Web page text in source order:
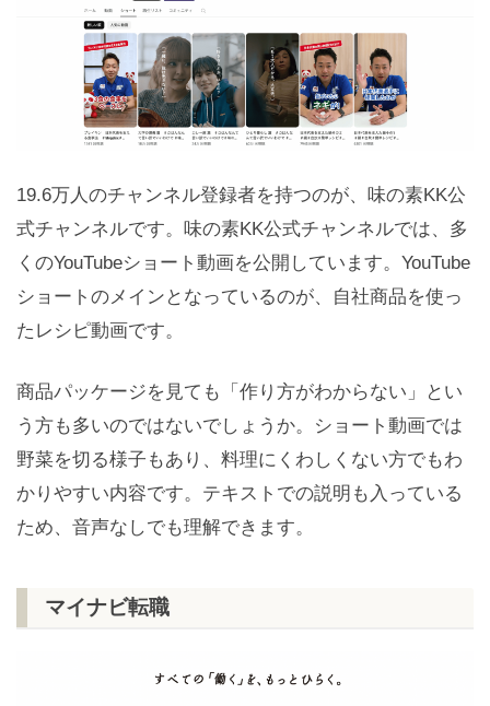
19.6万人のチャンネル登録者を持つのが、味の素KK公
式チャンネルです。味の素KK公式チャンネルでは、多
くのYouTubeショート動画を公開しています。YouTube
ショートのメインとなっているのが、自社商品を使っ
たレシピ動画です。
商品パッケージを見ても「作り方がわからない」とい
う方も多いのではないでしょうか。ショート動画では
野菜を切る様子もあり、料理にくわしくない方でもわ
かりやすい内容です。テキストでの説明も入っている
ため、音声なしでも理解できます。
マイナビ転職